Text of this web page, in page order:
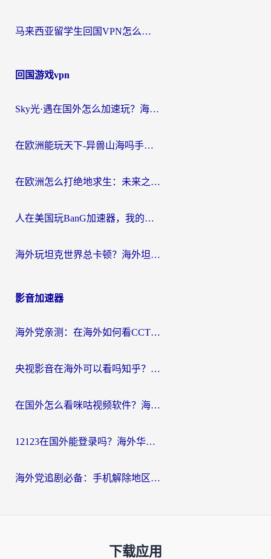
马来西亚留学生回国VPN怎么选？3个避坑点+1款实测好用的加速器推荐
回国游戏vpn
Sky光·遇在国外怎么加速玩？海外党亲测有效的国服游戏加速指南
在欧洲能玩天下-异兽山海吗手游？海外玩家的加速器生存指南
在欧洲怎么打绝地求生：未来之役不卡？留学生亲测的加速器避坑指南
人在美国玩BanG加速器，我的延迟终于绿了
海外玩坦克世界总卡顿？海外坦克世界加速器有哪些？实测好用的选择在这里
影音加速器
海外党亲测：在海外如何看CCTV？告别“仅限大陆播放”的实用指南
央视影音在海外可以看吗知乎？留学生亲测：3步解决地域限制+追剧自由
在国外怎么看咪咕视频软件？海外党亲测有效的回国加速方案
12123在国外能登录吗？海外华人必看的回国加速实用指南
海外党追剧必备：手机解除地区限制app怎么选？解决央视视频&国内剧地区限制全指南
下载应用